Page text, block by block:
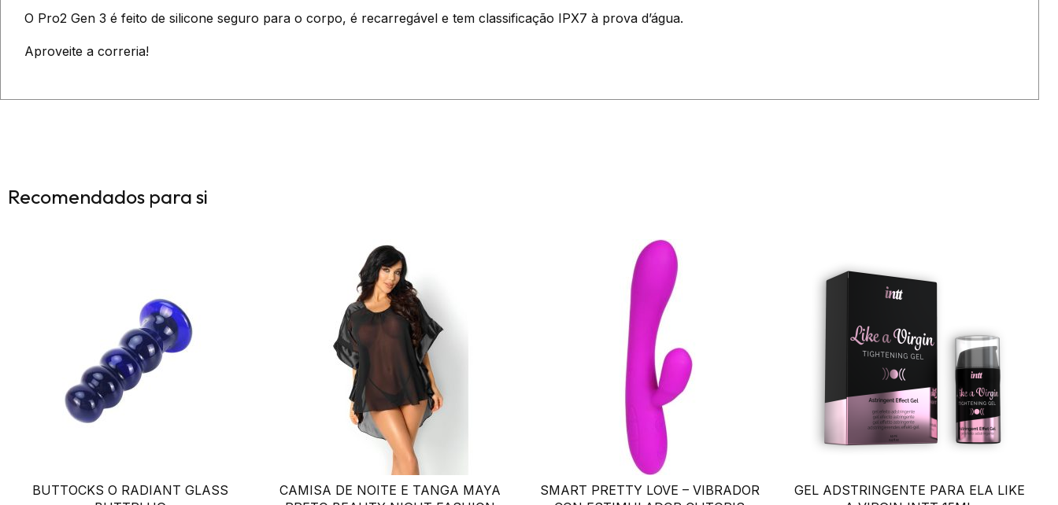
O Pro2 Gen 3 é feito de silicone seguro para o corpo, é recarregável e tem classificação IPX7 à prova d’água.
Aproveite a correria!
Recomendados para si
BUTTOCKS O RADIANT GLASS
CAMISA DE NOITE E TANGA MAYA
SMART PRETTY LOVE – VIBRADOR
GEL ADSTRINGENTE PARA ELA LIKE